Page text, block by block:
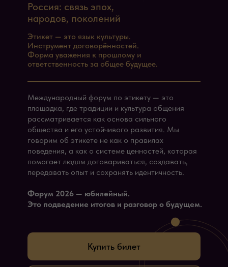
Международный форум по этикету — это
площадка, где традиции и культура общения
рассматривается как основа сильного
общества и его устойчивого развития. Мы
говорим об этикете не как о правилах
поведения, а как о системе ценностей, которая
помогает людям договариваться, создавать,
передавать опыт и сохранять идентичность.
Форум 2026 — юбилейный.
Это подведение итогов и разговор о будущем.
Купить билет
Россия: связь эпох,
народов, поколений
Этикет — это язык культуры.
Инструмент договорённостей.
Форма уважения к прошлому и
ответственность за общее будущее.